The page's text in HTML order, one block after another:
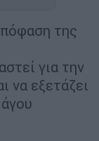
της
για την
να εξετάζει